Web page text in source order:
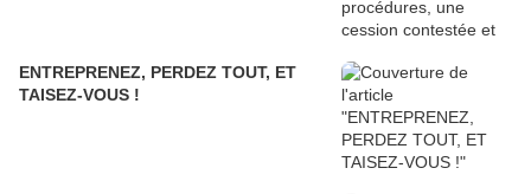
ENTREPRENEZ, PERDEZ TOUT, ET
TAISEZ-VOUS !